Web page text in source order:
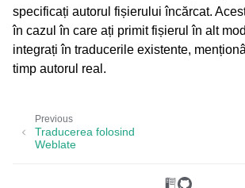
specificați autorul fișierului încărcat.
în cazul în care ați primit fișierul în alt
integrați în traducerile existente,
timp autorul real.
Previous
Traducerea folosind
Weblate